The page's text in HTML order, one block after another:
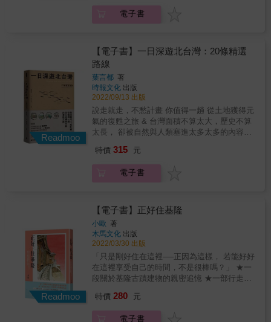
化閱讀與深度旅行主題完美結合。【全書5大特
色】※ 城市記憶 ✕ 文化導覽——翻開書頁，走
✕ 手繪街區——6大文化路徑，深度勾勒城市紋
理※ 插畫地圖 ✕ 場館連結——書衣即地圖，收
錄場館實用資訊，隨時出發※ 手寫筆記 ✕ 情感
紀錄——旅行散記小筆記，心得感受不留白
７ 大口咬下日本超流行的巨大帶骨漫畫肉。
&mdash;&mdash;將捷金鬱金香酒店 ２３ 與
觀音山硬漢嶺 & Ⓑ SANZHI 三芝・SHIMEN
石門・JINSHAN 金山・WANLI 萬里& & ３
２ 開發一個能拍攝出水面如鏡子般反射倒影
的景點。&mdash;&mdash;三芝田心子 ３４
與柴犬一起在港口散步。&mdash;&mdash;麟
山鼻木棧道 ６４ 歇腳片刻，仰望如流星般的
飛機雲。&mdash;&mdash;金山雨石碑 ６６
在臺灣最美麗的公車站眺望海景，駐足片刻。
&mdash;&mdash;跳石海景公車站牌 ７０ 見
證美麗的大自然藝術品&mdash;&mdash;女王
頭。&mdash;&mdash;野柳女王頭 Ⓒ
KEELUNG 基隆 & ７５ 毫不在乎旁人的眼
光，大啃石花凍冰棒。&mdash;&mdash;和平
園眺望在雲隙光照射下的九份。
&mdash;&mdash;潮境公園 ８３ 一邊游泳一
邊拍攝清澈見底的海中。&mdash;&mdash;基
隆市海興游泳協會 ９４ 努力尋找祕密基地般
的地方。&mdash;&mdash;白米甕尖 &
方的關鍵之鑰。 &
好粉絲。 踩踏單車的同時，老貓學歷史的專
時三年，將這些路線與景點的人文故事，逐一
紀錄下來，完成《探路台北&mdash;&mdash;
大台北公路車深度旅行》一書。 本書介紹150
條大小路線深入北北基桃地區＋10堂運動型單
車入門必學課程，並附63張Google路線圖X難
當是車友人手一冊的騎乘聖經。 各界好評 還記
得剛接觸單車時一竅不通，但卻充滿熱忱想好
好培養騎車的習慣，從選擇適合自己的車、了
解裝備和各項單車相關知識，都是初學者必備
動領域的人，更多方向及動力！
闊你的單車視野。&mdash;&mdash;Ken Lee｜
民視英語新聞主播 單車旅行重新打開感官，踏
著舒適的迴轉速，把大台北從地理、歷史和人
文深入地了解一番。&mdash;&mdash;一輪｜
YouTuber、一輪的運動日常elun_fitnesstw 老
貓騎公路車探險大台北的描述，總能深刻的吸
引我，彷彿自己也到了那裡。那些既遠又近的
&mdash;&mdash;宋政坤｜秀威資訊總經理 讀
電子書
Readmoo
【電子書】一日深遊北台灣：20條精選
路線
葉言都 著
時報文化 出版
2022/09/13 出版
說走就走，不愁計畫 你值得一趟 從土地獲得元
氣的復甦之旅 & 台灣面積不算太大，歷史不算
太長， 卻被自然與人類塞進太多太多的內容。
當為首選。 這樣一個地方，值得我們通過旅遊
一日輕裝旅行，深入感受在地風情 & 充滿新意
與歷史學者雙重身分，帶領我們探索各景點的
自然特色與人文內涵。淺顯扼要的解說讓旅行
更添知性，又不失輕鬆閒適。所精選的每條路
線都是輕盈又豐富的旅程。 & 不管是喜歡觀察
生態、地質的自然派，還是徜徉田園、泡泡溫
泉的浪漫派，或是認識古蹟與產業特色的知識
派，甚至是騎自行車或健行的運動派，都能從
本書發現合口味的好去處。 & 隨興中不失方
向，悠閒中有歷史的視野，一場場心滿意足的
〈丟丟銅仔〉歌中的火車山洞在何處 哪裡可以
特價 315 元
電子書
Readmoo
【電子書】正好住基隆
小歐 著
木馬文化 出版
2022/03/30 出版
「只是剛好住在這裡──正因為這樣， 若能好好
在這裡享受自己的時間，不是很棒嗎？」 ★一
段關於基隆古蹟建物的親密追憶 ★一部行走生
薦給所有嚮往理想在地生活的人── ◆住在「基
特價 280 元
電子書